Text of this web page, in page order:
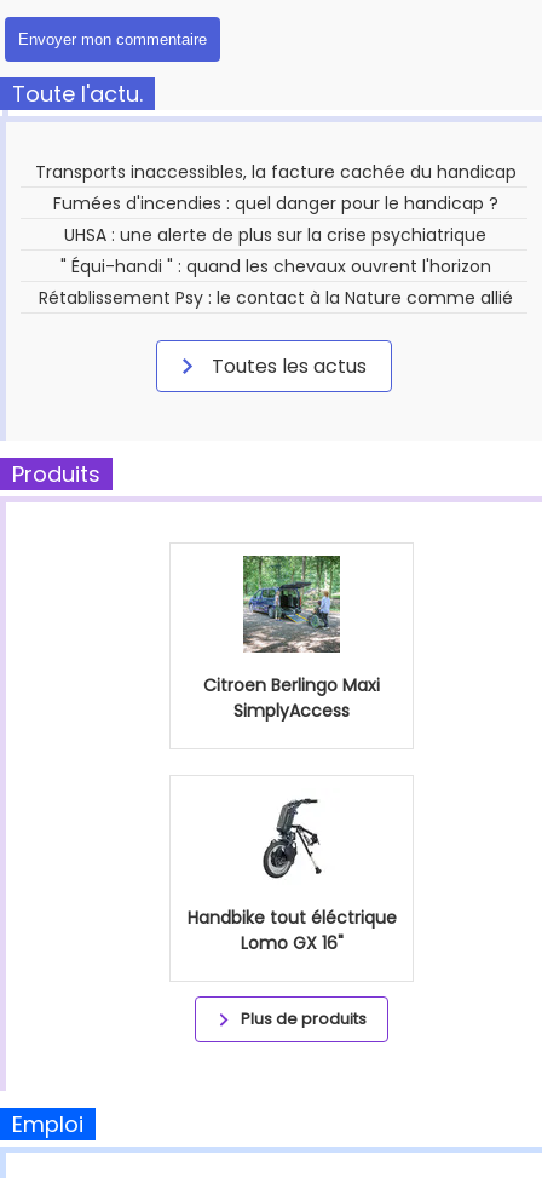
Toute l'actu.
Transports inaccessibles, la facture cachée du handicap
Fumées d'incendies : quel danger pour le handicap ?
UHSA : une alerte de plus sur la crise psychiatrique
" Équi-handi " : quand les chevaux ouvrent l'horizon
Rétablissement Psy : le contact à la Nature comme allié
Toutes les actus
Produits
Citroen Berlingo Maxi
SimplyAccess
Handbike tout éléctrique
Lomo GX 16"
Plus de produits
Emploi